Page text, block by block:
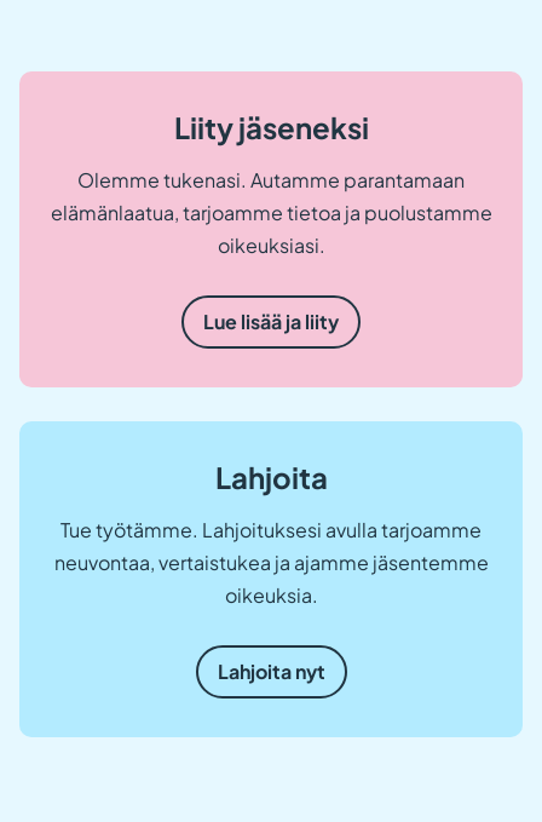
Liity jäseneksi
Olemme tukenasi. Autamme parantamaan
elämänlaatua, tarjoamme tietoa ja puolustamme
oikeuksiasi.
Lue lisää ja liity
Lahjoita
Tue työtämme. Lahjoituksesi avulla tarjoamme
neuvontaa, vertaistukea ja ajamme jäsentemme
oikeuksia.
Lahjoita nyt